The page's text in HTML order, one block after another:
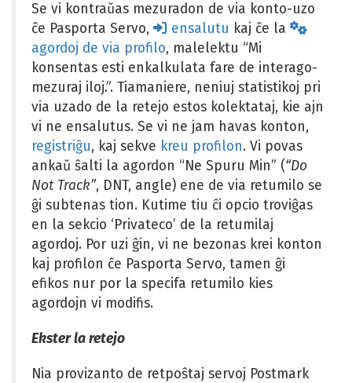
Se vi kontraŭas mezuradon de via konto-uzo
ĉe Pasporta Servo,
ensalutu kaj ĉe la
agordoj de via profilo, malelektu “Mi
konsentas esti enkalkulata fare de interago-
mezuraj iloj.”. Tiamaniere, neniuj statistikoj pri
via uzado de la retejo estos kolektataj, kie ajn
vi ne ensalutus. Se vi ne jam havas konton,
registriĝu, kaj sekve kreu profilon. Vi povas
ankaŭ ŝalti la agordon “Ne Spuru Min” (“Do
Not Track”, DNT, angle) ene de via retumilo se
ĝi subtenas tion. Kutime tiu ĉi opcio troviĝas
en la sekcio ‘Privateco’ de la retumilaj
agordoj. Por uzi ĝin, vi ne bezonas krei konton
kaj profilon ĉe Pasporta Servo, tamen ĝi
efikos nur por la specifa retumilo kies
agordojn vi modifis.
Ekster la retejo
Nia provizanto de retpoŝtaj servoj Postmark